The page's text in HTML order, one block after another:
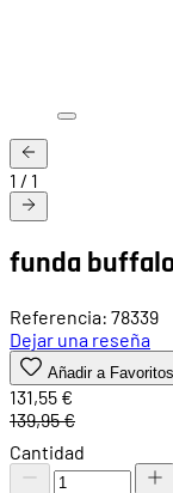
1 / 1
funda
Referencia: 78339
Dejar una reseña
Añadir a Favoritos
131,55 €
139,95 €
Cantidad